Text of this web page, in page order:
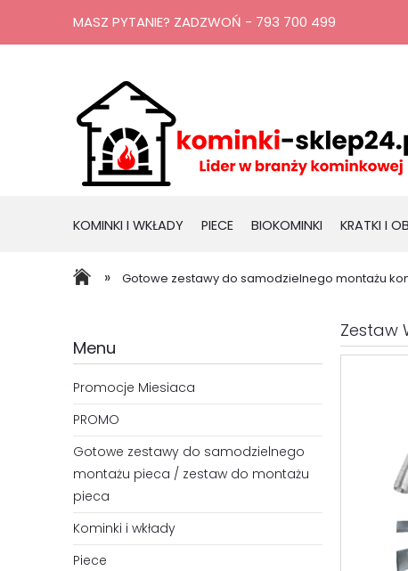
KOMINKI I WKŁADY PIECE BIOKOMINKI KRATKI I
RURY, KOMINY
» Gotowe zestawy do samodzielnego montażu
MASZ PYTANIE? ZADZWOŃ - 793 700 499
Menu
Promocje Miesiaca
PROMO
Gotowe zestawy do samodzielnego
montażu pieca / zestaw do montażu
pieca
Kominki i wkłady
Piece
Zestaw